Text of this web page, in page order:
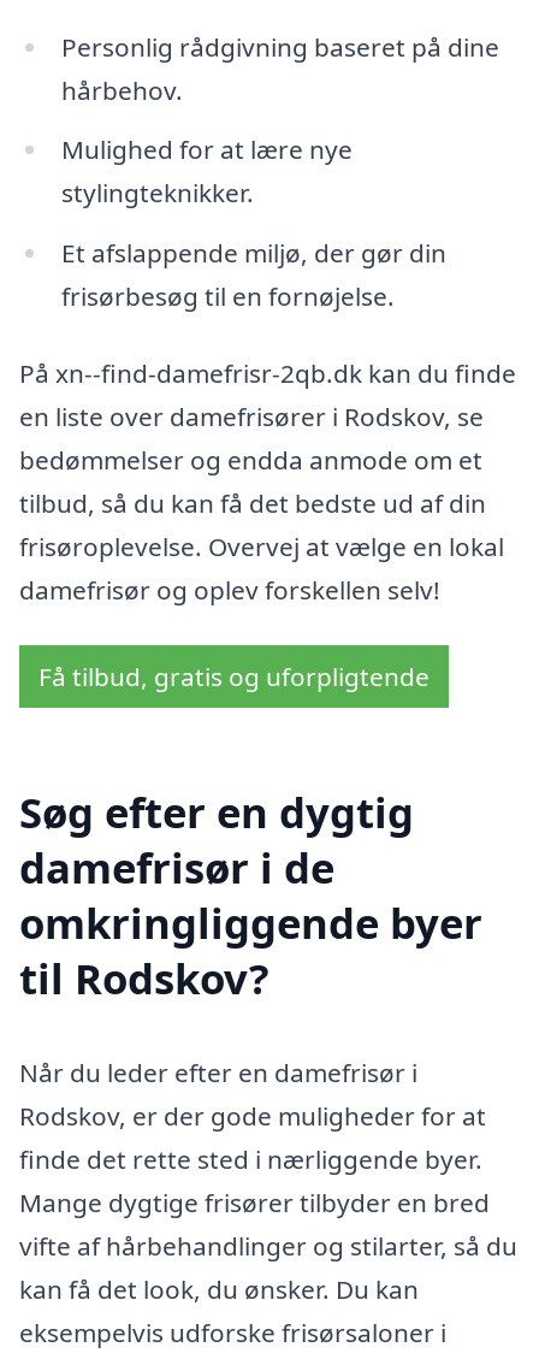
Personlig rådgivning baseret på dine
hårbehov.
Mulighed for at lære nye
stylingteknikker.
Et afslappende miljø, der gør din
frisørbesøg til en fornøjelse.
På xn--find-damefrisr-2qb.dk kan du finde
en liste over damefrisører i Rodskov, se
bedømmelser og endda anmode om et
tilbud, så du kan få det bedste ud af din
frisøroplevelse. Overvej at vælge en lokal
damefrisør og oplev forskellen selv!
Få tilbud, gratis og uforpligtende
Søg efter en dygtig
damefrisør i de
omkringliggende byer
til Rodskov?
Når du leder efter en damefrisør i
Rodskov, er der gode muligheder for at
finde det rette sted i nærliggende byer.
Mange dygtige frisører tilbyder en bred
vifte af hårbehandlinger og stilarter, så du
kan få det look, du ønsker. Du kan
eksempelvis udforske frisørsaloner i